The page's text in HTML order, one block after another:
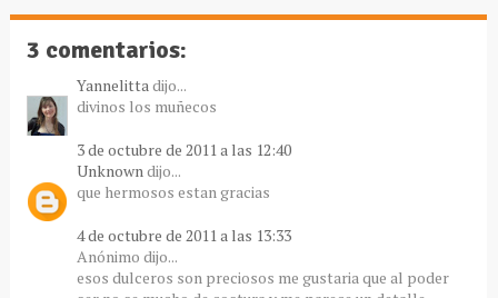
3 comentarios:
Yannelittadijo...
divinos los muñecos
3 de octubre de 2011 a las 12:40
Unknowndijo...
que hermosos estan gracias
4 de octubre de 2011 a las 13:33
Anónimo dijo...
esos dulceros son preciosos me gustaria que al poder